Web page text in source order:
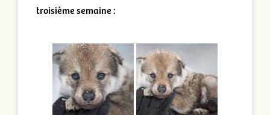
troisième semaine :